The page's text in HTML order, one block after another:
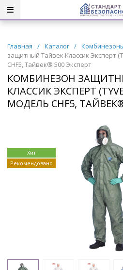
Главная / Каталог /
защитный Тайвек Классик Эксперт
CHF5, Тайвек® 500 Эксперт
КОМБИНЕЗОН
КЛАССИК ЭКСПЕРТ
МОДЕЛЬ CHF5,
Хит
Рекомендовано